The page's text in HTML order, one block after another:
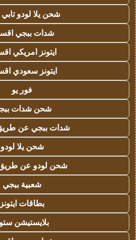
شحن يلا لودو تابي
شدات ببجي
ايتونز امريكي
ايتونز سعودي
فور يو
شحن شدات
شدات ببجي عن طريق
شحن يلا لودو
شحن لودو عن طريق
شعبية ببجي
بطاقات ايتونز
بلايستيشن